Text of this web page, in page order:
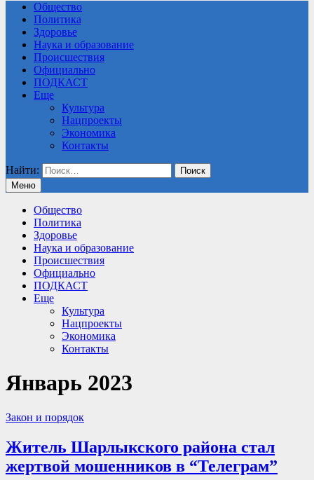
Общество
Политика
Здоровье
Наука и образование
Происшествия
Официально
ПОДКАСТ
Еще
Культура
Нацпроекты
Экономика
Контакты
Найти:
Меню
Общество
Политика
Здоровье
Наука и образование
Происшествия
Официально
ПОДКАСТ
Еще
Культура
Нацпроекты
Экономика
Контакты
Январь 2023
Закон и порядок
Житель Шарлыкского района стал
жертвой мошенников в “Телеграм”